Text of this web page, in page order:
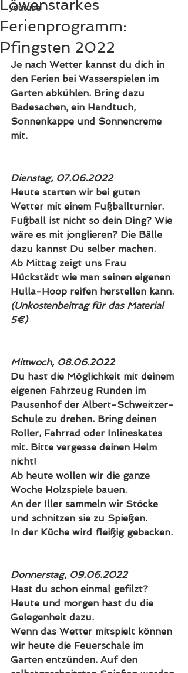
youtube
Löwenstarkes
Ferienprogramm:
Pfingsten 2022
Je nach Wetter kannst du dich in
den Ferien bei Wasserspielen im
Garten abkühlen. Bring dazu
Badesachen, ein Handtuch,
Sonnenkappe und Sonnencreme
mit.
Dienstag, 07.06.2022
Heute starten wir bei guten
Wetter mit einem Fußballturnier.
Fußball ist nicht so dein Ding? Wie
wäre es mit jonglieren? Die Bälle
dazu kannst Du selber machen.
Ab Mittag zeigt uns Frau
Hückstädt wie man seinen eigenen
Hulla-Hoop reifen herstellen kann.
(Unkostenbeitrag für das Material
5€)
Mittwoch, 08.06.2022
Du hast die Möglichkeit mit deinem
eigenen Fahrzeug Runden im
Pausenhof der Albert-Schweitzer-
Schule zu drehen. Bring deinen
Roller, Fahrrad oder Inlineskates
mit. Bitte vergesse deinen Helm
nicht!
Ab heute wollen wir die ganze
Woche Holzspiele bauen.
An der Iller sammeln wir Stöcke
und schnitzen sie zu Spießen.
In der Küche wird fleißig gebacken.
Donnerstag, 09.06.2022
Hast du schon einmal gefilzt?
Heute und morgen hast du die
Gelegenheit dazu.
Wenn das Wetter mitspielt können
wir heute die Feuerschale im
Garten entzünden. Auf den